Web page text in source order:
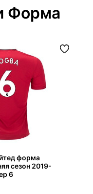
Форма
форма
сезон 2019-
6